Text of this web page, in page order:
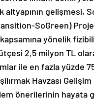
gelişmesi,
SoGreen)
yönelik
2,5 milyon TL
ile en fazla yüzde
Havzası
önerilerinin hayata